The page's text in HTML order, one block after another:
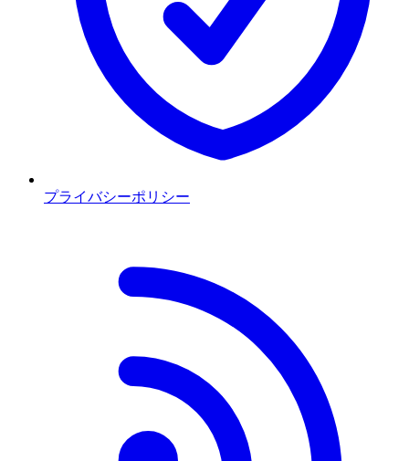
プライバシーポリシー